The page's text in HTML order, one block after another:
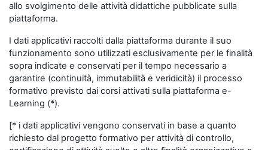
allo svolgimento delle attività didattiche pubblicate sulla
piattaforma.
I dati applicativi raccolti dalla piattaforma durante il suo
funzionamento sono utilizzati esclusivamente per le finalità
sopra indicate e conservati per il tempo necessario a
garantire (continuità, immutabilità e veridicità) il processo
formativo previsto dai corsi attivati sulla piattaforma e-
Learning (*).
[* i dati applicativi vengono conservati in base a quanto
richiesto dal progetto formativo per attività di controllo,